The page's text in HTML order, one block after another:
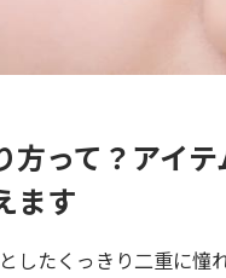
方って？アイ
ます
したくっきり二重に憧